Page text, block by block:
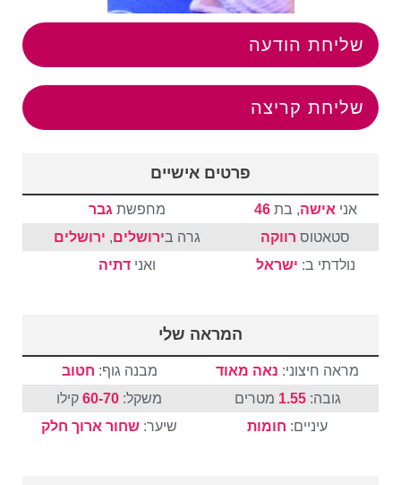
שליחת הודעה
שליחת קריצה
פרטים אישיים
אני אישה, בת46 מחפשת גבר
סטאטוס רווקה גרה בירושלים, ירושלים
נולדתי ב: ישראל ואני דתיה
המראה שלי
מראה חיצוני: נאה מאוד מבנה גוף: חטוב
גובה:1.55 מטרים משקל: 60-70 קילו
עיניים: חומות שיער: שחור ארוך חלק